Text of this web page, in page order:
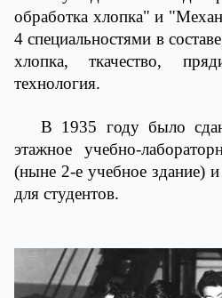
обработка хлопка" и
4 специальностями в
хлопка, ткачество,
технология.
В 1935 году было
этажное учебно-
(ныне 2-е учебное здание)
для студентов.